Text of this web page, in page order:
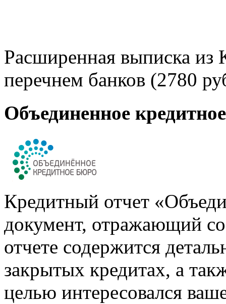
Расширенная выписка из
перечнем банков (2780
Объединенное
Кредитный отчет
документ, отражающий
отчете содержится
закрытых кредитах, а
целью интересовался